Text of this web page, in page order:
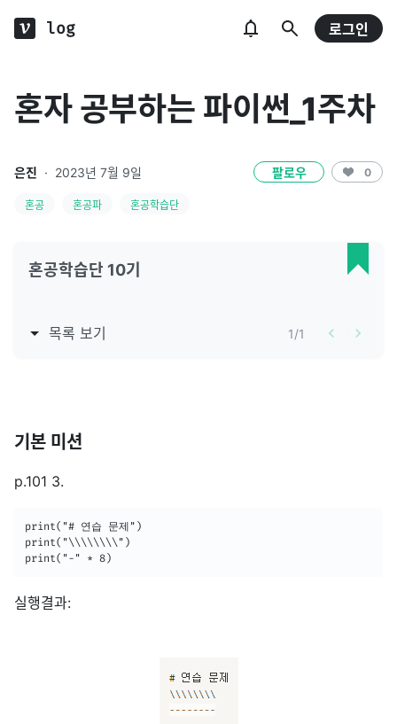
log 로그인
혼자 공부하는 파이썬_1주차
은진 · 2023년 7월 9일 팔로우 0
혼공 혼공파 혼공학습단
혼공학습단 10기
목록 보기 1/1
기본 미션
p.101 3.
print("# 연습 문제")
print("\\\\\\\\")
print("-" * 8)
실행결과: